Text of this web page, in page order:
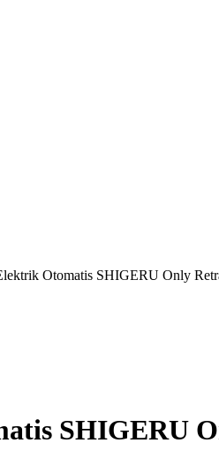
Otomatis SHIGERU Only
SHIGERU